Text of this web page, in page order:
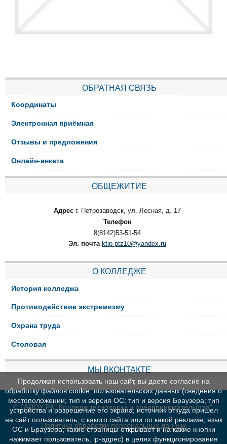
ОБРАТНАЯ СВЯЗЬ
Координаты
Электронная приёмная
Отзывы и предложения
Онлайн-анкета
ОБЩЕЖИТИЕ
Адрес г. Петрозаводск, ул. Лесная, д. 17
Телефон
8(8142)53-51-54
Эл. почта ktip-ptz10@yandex.ru
О КОЛЛЕДЖЕ
История колледжа
Противодействие экстремизму
Охрана труда
Столовая
МЫ ВКОНТАКТЕ
© ГАПОУ РК "Колледж технологии и предпринимательства"
Политика обработки персональных данных
Продолжая использовать наш сайт, вы даете согласие на
обработку файлов cookie, пользовательских данных (сведения о
местоположении; тип и версия ОС; тип и версия Браузера; тип
устройства и разрешение его экрана; источник откуда пришел
на сайт пользователь; с какого сайта или по какой рекламе; язык
ОС и Браузера; какие страницы открывает и на какие кнопки
нажимает пользователь; ip-адрес) в целях функционирования